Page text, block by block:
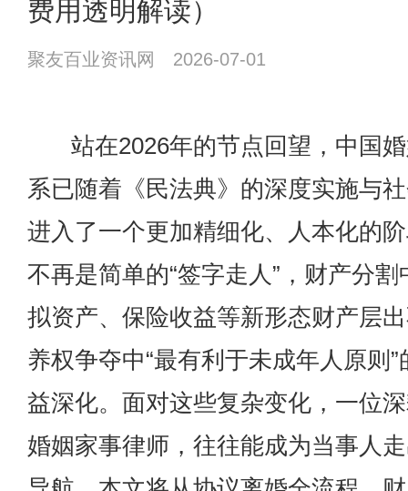
费用透明解读）
聚友百业资讯网 2026-07-01
站在2026年的节点回望，中国
系已随着《民法典》的深度实施与
进入了一个更加精细化、人本化的
不再是简单的“签字走人”，财产分
拟资产、保险收益等新形态财产层
养权争夺中“最有利于未成年人原则
益深化。面对这些复杂变化，一位
婚姻家事律师，往往能成为当事人